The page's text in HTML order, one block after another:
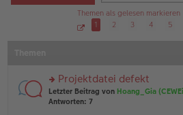
Themen als gelesen markieren
v
o
n
1
1 2 3 4 5
rs
te
Projektdatei defekt
Letzter Beitrag von Hoang_Gia
Antworten: 7